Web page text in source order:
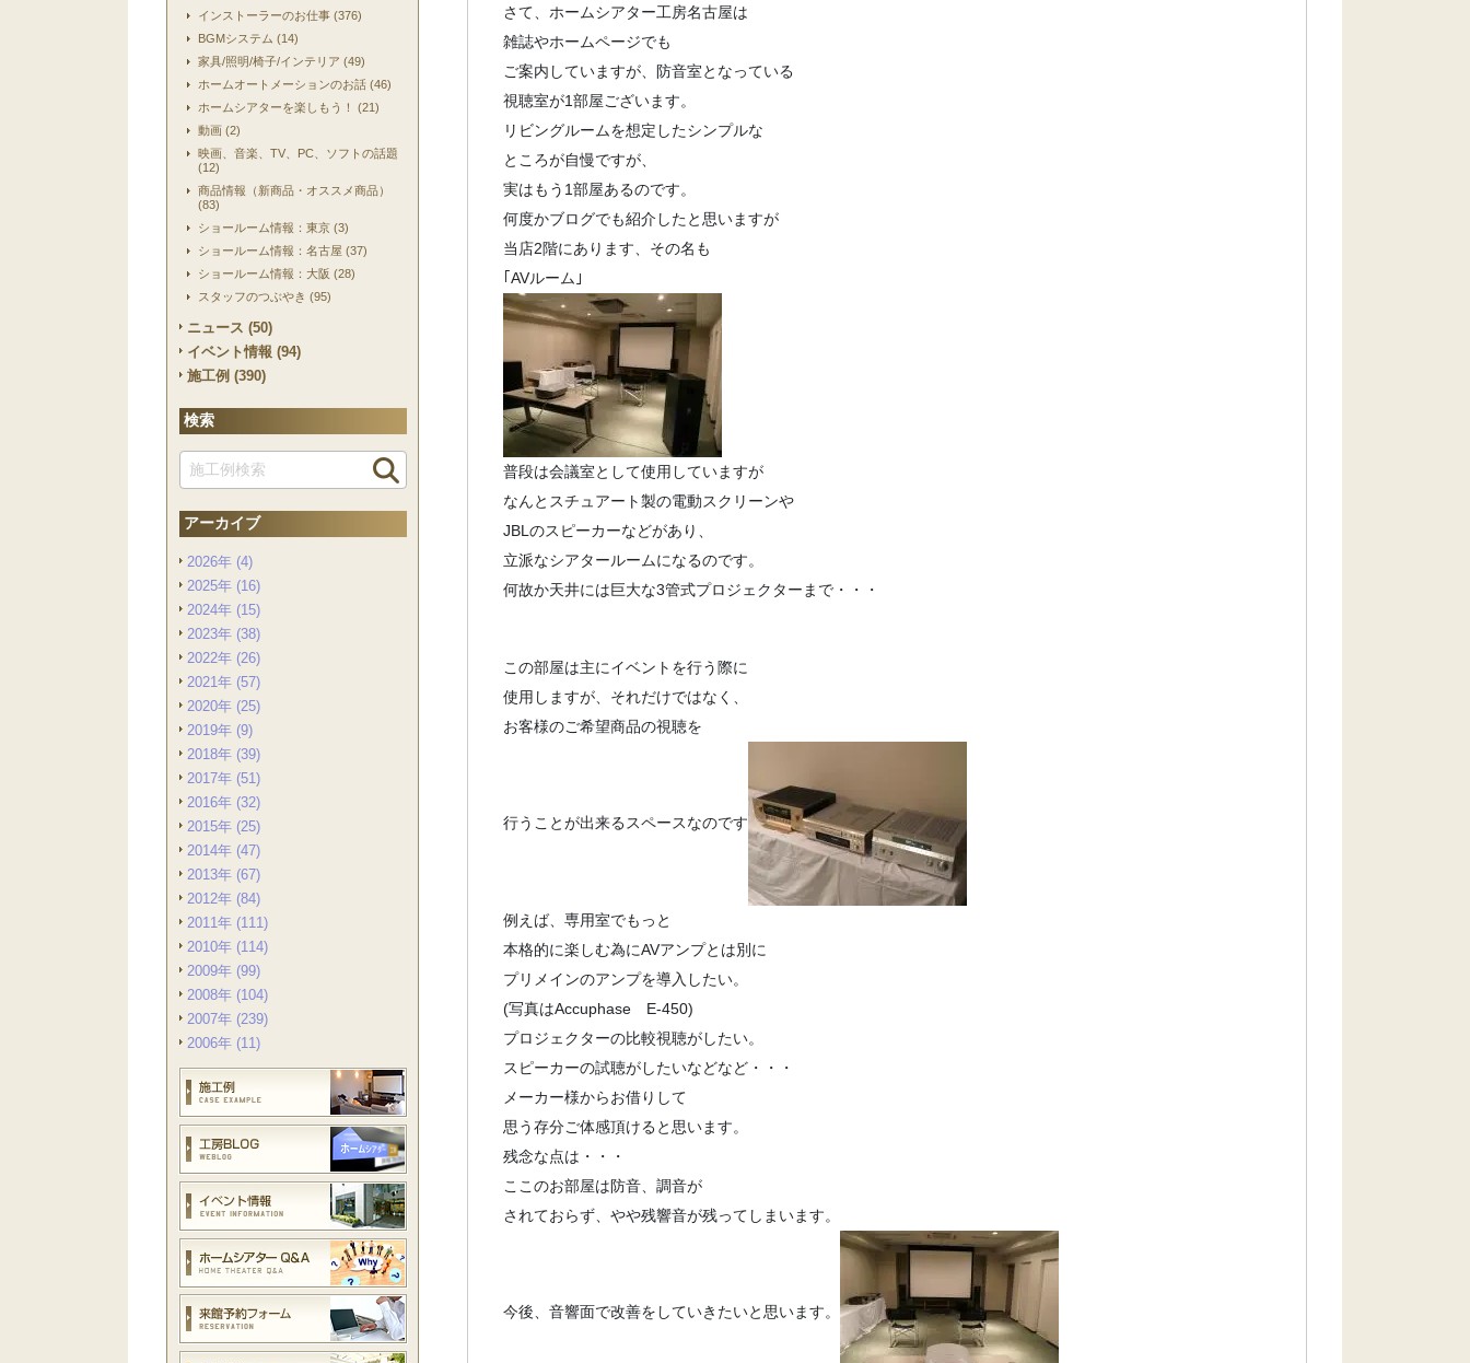
インストーラーのお仕事 (376)
BGMシステム (14)
家具/照明/椅子/インテリア (49)
ホームオートメーションのお話 (46)
ホームシアターを楽しもう！ (21)
動画 (2)
映画、音楽、TV、PC、ソフトの話題
(12)
商品情報（新商品・オススメ商品）
(83)
ショールーム情報：東京 (3)
ショールーム情報：名古屋 (37)
ショールーム情報：大阪 (28)
スタッフのつぶやき (95)
ニュース (50)
イベント情報 (94)
施工例 (390)
検索
アーカイブ
2026年 (4)
2025年 (16)
2024年 (15)
2023年 (38)
2022年 (26)
2021年 (57)
2020年 (25)
2019年 (9)
2018年 (39)
2017年 (51)
2016年 (32)
2015年 (25)
2014年 (47)
2013年 (67)
2012年 (84)
2011年 (111)
2010年 (114)
2009年 (99)
2008年 (104)
2007年 (239)
2006年 (11)
さて、ホームシアター工房名古屋は
雑誌やホームページでも
ご案内していますが、防音室となっている
視聴室が1部屋ございます。
リビングルームを想定したシンプルな
ところが自慢ですが、
実はもう1部屋あるのです。
何度かブログでも紹介したと思いますが
当店2階にあります、その名も
｢AVルーム｣
普段は会議室として使用していますが
なんとスチュアート製の電動スクリーンや
JBLのスピーカーなどがあり、
立派なシアタールームになるのです。
何故か天井には巨大な3管式プロジェクターまで・・・
この部屋は主にイベントを行う際に
使用しますが、それだけではなく、
お客様のご希望商品の視聴を
行うことが出来るスペースなのです
例えば、専用室でもっと
本格的に楽しむ為にAVアンプとは別に
プリメインのアンプを導入したい。
(写真はAccuphase E-450)
プロジェクターの比較視聴がしたい。
スピーカーの試聴がしたいなどなど・・・
メーカー様からお借りして
思う存分ご体感頂けると思います。
残念な点は・・・
ここのお部屋は防音、調音が
されておらず、やや残響音が残ってしまいます。
今後、音響面で改善をしていきたいと思います。